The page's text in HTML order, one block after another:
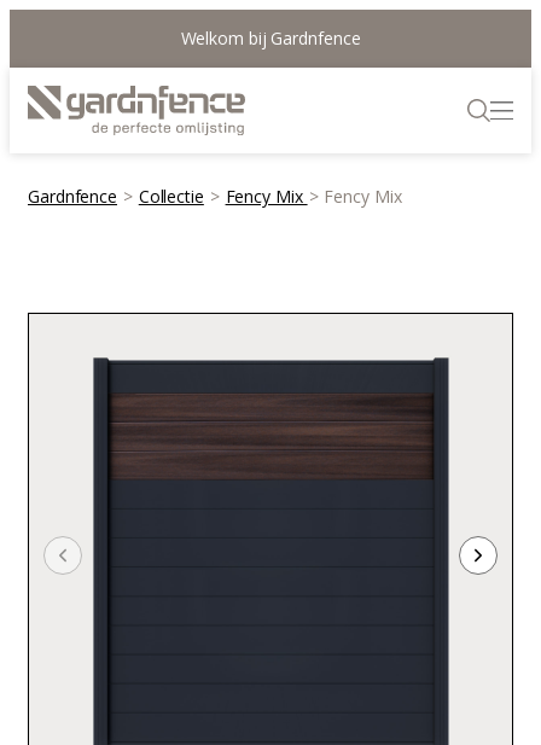
Welkom bij Gardnfence
Gardnfence > Collectie > Fency Mix > Fency Mix